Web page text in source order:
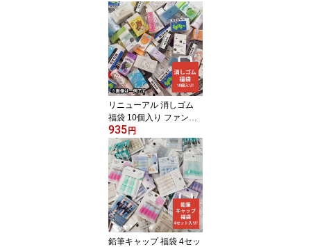
リニューアル 消しゴム
福袋 10個入り ファンシ
ー 文具 小学生 ノベルテ
ィ 粗品 イベント 子供会
プチギフト 文房具 消し
ゴムセット 消しゴムかわ
いい まとめ買い キッズ
ラッピング不可
935円
鉛筆キャップ 福袋 4セッ